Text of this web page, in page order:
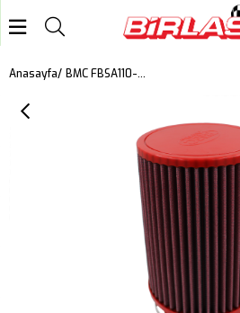
Anasayfa BMC FBSA110-200 20CM PERFORMANS AÇIK HAVA FİLTRESİ